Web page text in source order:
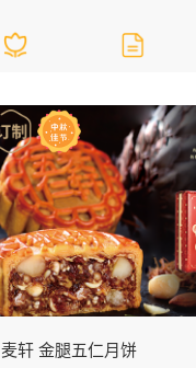
麦轩 金腿五仁月饼